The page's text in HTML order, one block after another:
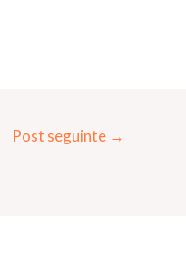
Post seguinte →